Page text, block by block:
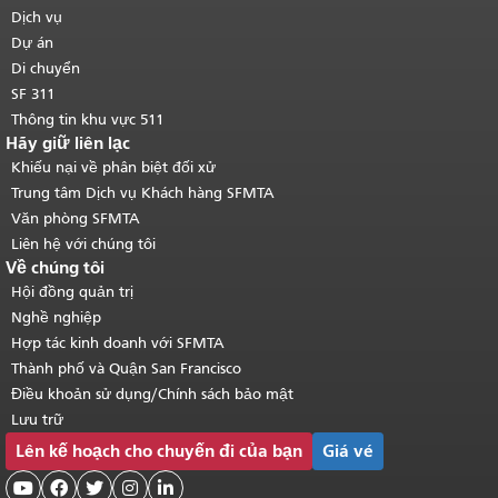
trang.Quay lại đầu trang nội dung
chính.
Dịch vụ
Dự án
Di chuyển
SF 311
Thông tin khu vực 511
Hãy giữ liên lạc
Khiếu nại về phân biệt đối xử
Trung tâm Dịch vụ Khách hàng SFMTA
Văn phòng SFMTA
Liên hệ với chúng tôi
Về chúng tôi
Hội đồng quản trị
Nghề nghiệp
Hợp tác kinh doanh với SFMTA
Thành phố và Quận San Francisco
Điều khoản sử dụng/Chính sách bảo mật
Lưu trữ
Lên kế hoạch cho chuyến đi của bạn Giá vé
    